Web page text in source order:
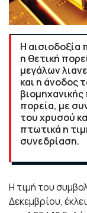
Η
η θετική
μεγάλων
και η άνοδος
πορεία, με
του χρυσού
πτωτικά η
συνεδρίαση.
Η τιμή του
Δεκεμβρίου,